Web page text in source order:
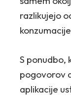
razlikujejo
S ponudbo,
pogovorov
aplikacije